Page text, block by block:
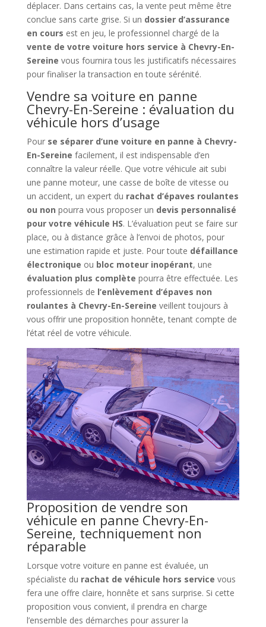
déplacer. Dans certains cas, la vente peut même être
conclue sans carte grise. Si un dossier d’assurance
en cours est en jeu, le professionnel chargé de la
vente de votre voiture hors service à Chevry-En-
Sereine vous fournira tous les justificatifs nécessaires
pour finaliser la transaction en toute sérénité.
Vendre sa voiture en panne
Chevry-En-Sereine : évaluation du
véhicule hors d’usage
Pour se séparer d’une voiture en panne à Chevry-
En-Sereine facilement, il est indispensable d’en
connaître la valeur réelle. Que votre véhicule ait subi
une panne moteur, une casse de boîte de vitesse ou
un accident, un expert du rachat d’épaves roulantes
ou non pourra vous proposer un devis personnalisé
pour votre véhicule HS. L’évaluation peut se faire sur
place, ou à distance grâce à l’envoi de photos, pour
une estimation rapide et juste. Pour toute défaillance
électronique ou bloc moteur inopérant, une
évaluation plus complète pourra être effectuée. Les
professionnels de l’enlèvement d’épaves non
roulantes à Chevry-En-Sereine veillent toujours à
vous offrir une proposition honnête, tenant compte de
l’état réel de votre véhicule.
Proposition de vendre son
véhicule en panne Chevry-En-
Sereine, techniquement non
réparable
Lorsque votre voiture en panne est évaluée, un
spécialiste du rachat de véhicule hors service vous
fera une offre claire, honnête et sans surprise. Si cette
proposition vous convient, il prendra en charge
l’ensemble des démarches pour assurer la